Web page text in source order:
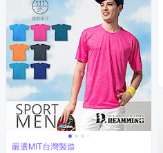
嚴選MIT台灣製造